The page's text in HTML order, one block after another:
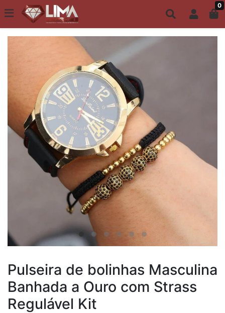
Todo site até 6X s/ juros | Frete Grátis a partir de R$149,00 0
ACESSÓRIOS FEMININOS
Pulseira de bolinhas Masculina
Banhada a Ouro com Strass
Regulável Kit